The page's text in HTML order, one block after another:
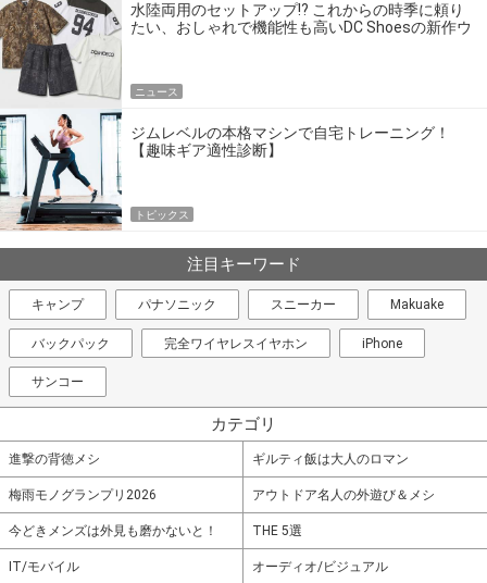
水陸両用のセットアップ!? これからの時季に頼り
たい、おしゃれで機能性も高いDC Shoesの新作ウ
ニュース
ジムレベルの本格マシンで自宅トレーニング！
【趣味ギア適性診断】
トピックス
注目キーワード
キャンプ パナソニック スニーカー Makuake
バックパック 完全ワイヤレスイヤホン iPhone
サンコー
カテゴリ
進撃の背徳メシ ギルティ飯は大人のロマン
梅雨モノグランプリ2026 アウトドア名人の外遊び＆メシ
今どきメンズは外見も磨かないと！ THE 5選
IT/モバイル オーディオ/ビジュアル